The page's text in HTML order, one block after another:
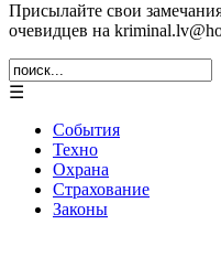
Присылайте свои
очевидцев на
☰
События
Техно
Охрана
Страхование
Законы